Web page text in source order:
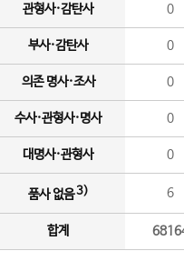
관형사·감탄사 0
부사·감탄사 0
의존 명사·조사 0
수사·관형사·명사 0
대명사·관형사 0
품사 없음3) 6
합계